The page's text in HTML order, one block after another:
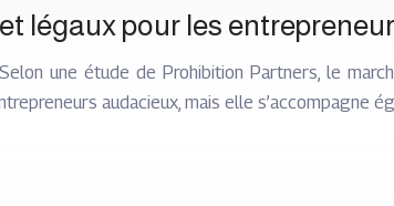
légaux pour les
une étude de Prohibition Partners, le
audacieux, mais elle s’accompagne